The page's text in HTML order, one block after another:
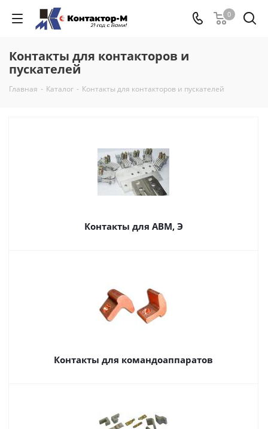
0
Контакты для контакторов и
пускателей
Главная - Каталог - Контакты для контакторов и пускателей
Контакты для АВМ, Э
Контакты для командоаппаратов